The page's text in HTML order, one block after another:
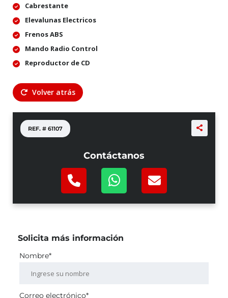
Cabrestante
Elevalunas Electricos
Frenos ABS
Mando Radio Control
Reproductor de CD
Volver atrás
REF. # 61107
Contáctanos
Solicita más información
Nombre*
Correo electrónico*